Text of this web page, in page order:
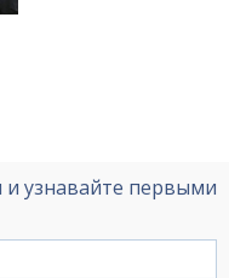
узнавайте первыми